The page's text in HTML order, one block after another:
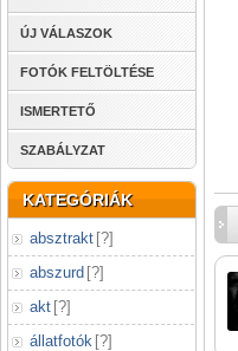
ÚJ VÁLASZOK
FOTÓK FELTÖLTÉSE
ISMERTETŐ
SZABÁLYZAT
KATEGÓRIÁK
absztrakt [?]
abszurd [?]
akt [?]
állatfotók [?]